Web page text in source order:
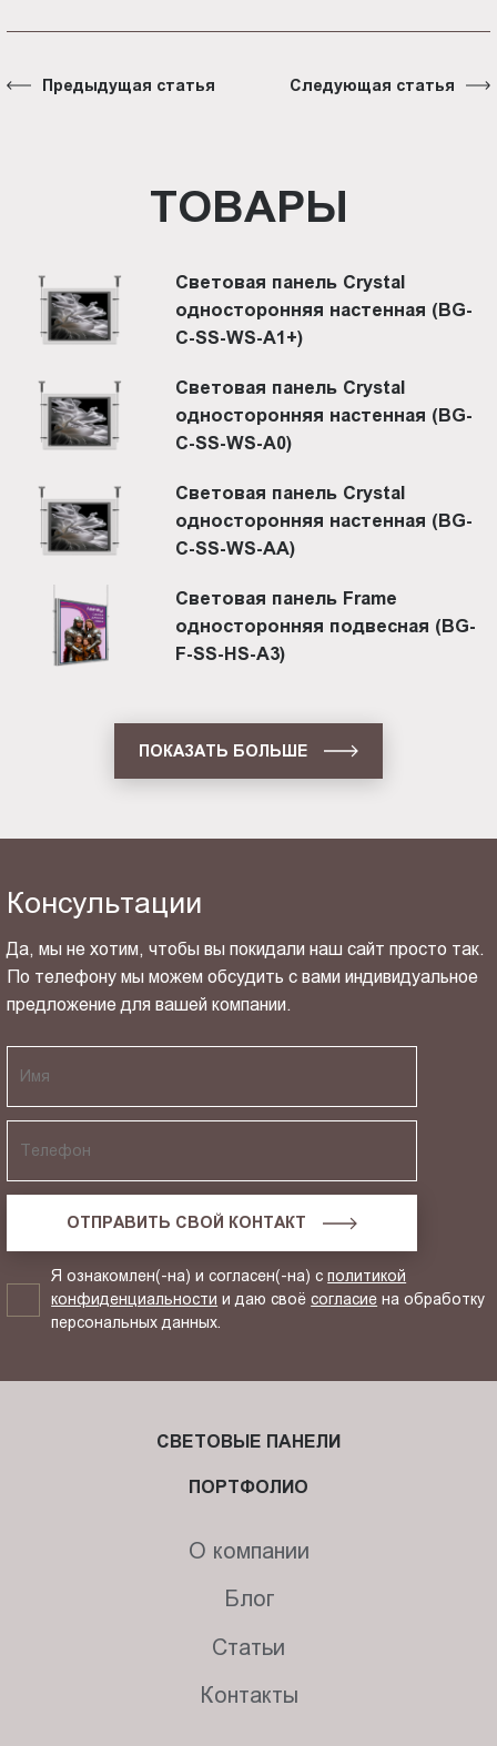
Предыдущая статья Следующая статья
ТОВАРЫ
Световая панель Crystal
односторонняя настенная (BG-
C-SS-WS-A1+)
Световая панель Crystal
односторонняя настенная (BG-
C-SS-WS-A0)
Световая панель Crystal
односторонняя настенная (BG-
C-SS-WS-AA)
Световая панель Frame
односторонняя подвесная (BG-
F-SS-HS-A3)
ПОКАЗАТЬ БОЛЬШЕ
Консультации
Да, мы не хотим, чтобы вы покидали наш сайт просто так.
По телефону мы можем обсудить с вами индивидуальное
предложение для вашей компании.
ОТПРАВИТЬ СВОЙ КОНТАКТ
Я ознакомлен(-на) и согласен(-на) сполитикой
конфиденциальности и даю своёсогласие на обработку
персональных данных.
СВЕТОВЫЕ ПАНЕЛИ
ПОРТФОЛИО
О компании
Блог
Статьи
Контакты